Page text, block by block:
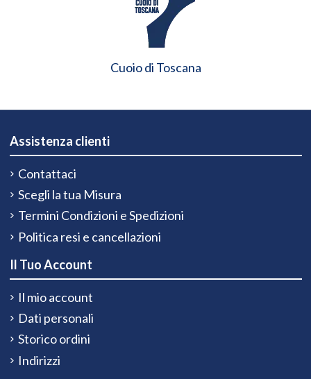
Cuoio di Toscana
Assistenza clienti
Contattaci
Scegli la tua Misura
Termini Condizioni e Spedizioni
Politica resi e cancellazioni
Il Tuo Account
Il mio account
Dati personali
Storico ordini
Indirizzi